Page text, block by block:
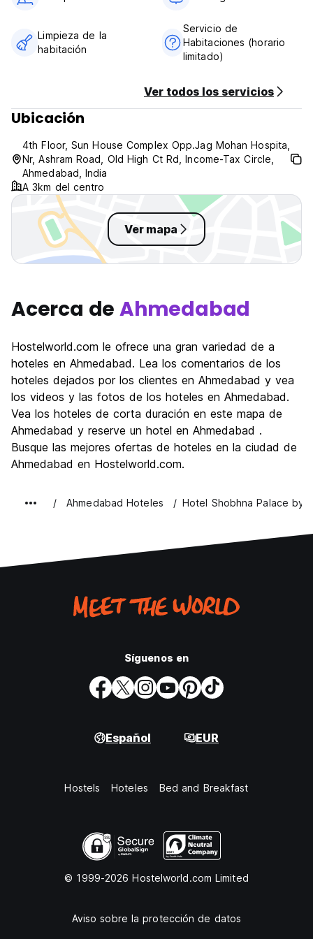
Limpieza de la
habitación
Servicio de
Habitaciones (horario
limitado)
Ver todos los servicios
Ubicación
4th Floor, Sun House Complex Opp.Jag Mohan Hospita,
Nr, Ashram Road, Old High Ct Rd, Income-Tax Circle,
Ahmedabad, India
A 3km del centro
Ver mapa
Acerca deAhmedabad
Hostelworld.com le ofrece una gran variedad de a
hoteles en Ahmedabad. Lea los comentarios de los
hoteles dejados por los clientes en Ahmedabad y vea
los videos y las fotos de los hoteles en Ahmedabad.
Vea los hoteles de corta duración en este mapa de
Ahmedabad y reserve un hotel en Ahmedabad .
Busque las mejores ofertas de hoteles en la ciudad de
Ahmedabad en Hostelworld.com.
Ahmedabad Hoteles Hotel Shobhna Palace by
Síguenos en
Español EUR
Hostels Hoteles Bed and Breakfast
© 1999-2026 Hostelworld.com Limited
Aviso sobre la protección de datos